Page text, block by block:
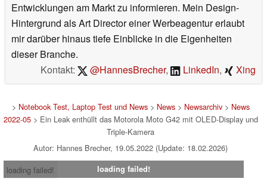
Entwicklungen am Markt zu informieren. Mein Design-
Hintergrund als Art Director einer Werbeagentur erlaubt
mir darüber hinaus tiefe Einblicke in die Eigenheiten
dieser Branche.
Kontakt:
@HannesBrecher, LinkedIn, Xing
> Notebook Test, Laptop Test und News> News> Newsarchiv> News
2022-05> Ein Leak enthüllt das Motorola Moto G42 mit OLED-Display und
Triple-Kamera
Autor: Hannes Brecher, 19.05.2022 (Update: 18.02.2026)
loading failed!
loading failed!